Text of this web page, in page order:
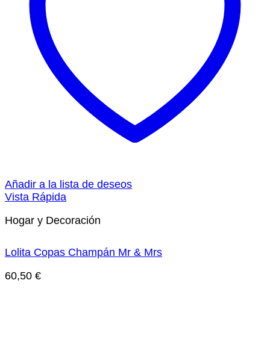
Añadir a la lista de deseos
Vista Rápida
Hogar y Decoración
Lolita Copas Champán Mr & Mrs
60,50 €